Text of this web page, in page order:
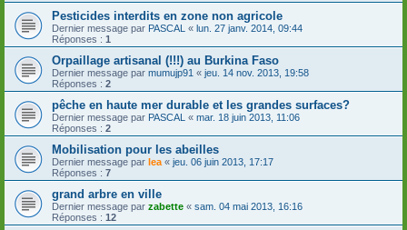
Pesticides interdits en zone non agricole
Dernier message par PASCAL « lun. 27 janv. 2014, 09:44
Réponses : 1
Orpaillage artisanal (!!!) au Burkina Faso
Dernier message par mumujp91 « jeu. 14 nov. 2013, 19:58
Réponses : 2
pêche en haute mer durable et les grandes surfaces?
Dernier message par PASCAL « mar. 18 juin 2013, 11:06
Réponses : 2
Mobilisation pour les abeilles
Dernier message par lea « jeu. 06 juin 2013, 17:17
Réponses : 7
grand arbre en ville
Dernier message par zabette « sam. 04 mai 2013, 16:16
Réponses : 12